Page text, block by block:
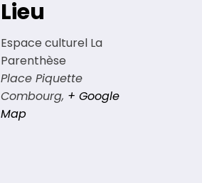
Lieu
Espace culturel La
Parenthèse
Place Piquette
Combourg, + Google
Map